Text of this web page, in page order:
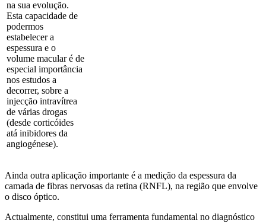
na sua evolução.
Esta capacidade de
podermos
estabelecer a
espessura e o
volume macular é de
especial importância
nos estudos a
decorrer, sobre a
injecção intravítrea
de várias drogas
(desde corticóides
atá inibidores da
angiogénese).
Ainda outra aplicação importante é a medição da espessura da
camada de fibras nervosas da retina (RNFL), na região que envolve
o disco óptico.
Actualmente, constitui uma ferramenta fundamental no diagnóstico